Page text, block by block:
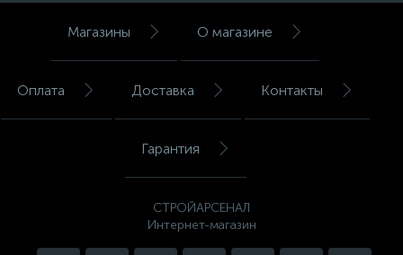
Магазины О магазине
Оплата Доставка Контакты
Гарантия
СТРОЙАРСЕНАЛ
Интернет-магазин